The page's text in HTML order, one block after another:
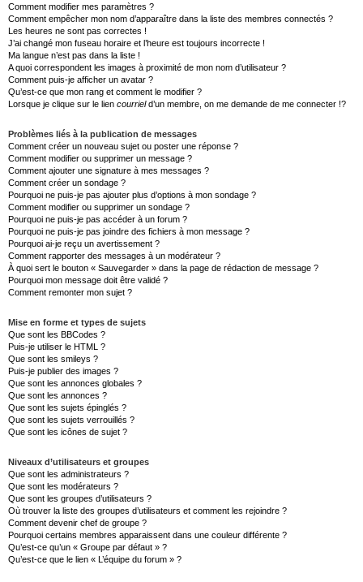
Comment modifier mes paramètres ?
Comment empêcher mon nom d’apparaître dans la liste des membres connectés ?
Les heures ne sont pas correctes !
J’ai changé mon fuseau horaire et l’heure est toujours incorrecte !
Ma langue n’est pas dans la liste !
A quoi correspondent les images à proximité de mon nom d’utilisateur ?
Comment puis-je afficher un avatar ?
Qu’est-ce que mon rang et comment le modifier ?
Lorsque je clique sur le lien courrield’un membre, on me demande de me connecter !?
Problèmes liés à la publication de messages
Comment créer un nouveau sujet ou poster une réponse ?
Comment modifier ou supprimer un message ?
Comment ajouter une signature à mes messages ?
Comment créer un sondage ?
Pourquoi ne puis-je pas ajouter plus d’options à mon sondage ?
Comment modifier ou supprimer un sondage ?
Pourquoi ne puis-je pas accéder à un forum ?
Pourquoi ne puis-je pas joindre des fichiers à mon message ?
Pourquoi ai-je reçu un avertissement ?
Comment rapporter des messages à un modérateur ?
À quoi sert le bouton « Sauvegarder » dans la page de rédaction de message ?
Pourquoi mon message doit être validé ?
Comment remonter mon sujet ?
Mise en forme et types de sujets
Que sont les BBCodes ?
Puis-je utiliser le HTML ?
Que sont les smileys ?
Puis-je publier des images ?
Que sont les annonces globales ?
Que sont les annonces ?
Que sont les sujets épinglés ?
Que sont les sujets verrouillés ?
Que sont les icônes de sujet ?
Niveaux d’utilisateurs et groupes
Que sont les administrateurs ?
Que sont les modérateurs ?
Que sont les groupes d’utilisateurs ?
Où trouver la liste des groupes d’utilisateurs et comment les rejoindre ?
Comment devenir chef de groupe ?
Pourquoi certains membres apparaissent dans une couleur différente ?
Qu’est-ce qu’un « Groupe par défaut » ?
Qu’est-ce que le lien « L’équipe du forum » ?